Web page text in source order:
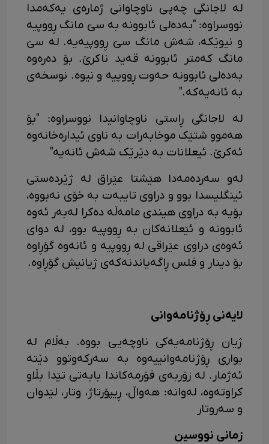
لە لاجانگی چەپی ناوچاوانی ژمارەی یەکەمدا
نووسراوە: "بەدەلی ئابوونە بە سێ مانگ ڕووپیە
و نیوێکە، شەش مانگ سێ ڕووپیەیە. لە سێ
مانگ کەمتر ئابوونە قەید ناکرێ. بۆ دەرەوە
بەدەلی ئابوونە حەوت ڕووپیە و نیوە. نوسخەی
بە ئانەیەکە."
لە لاجانگی ڕاستی ناوچاوانیدا نووسراوە: "بۆ
هەموو شتێک موخابەرات بە ناوی ئیدارەخانەوە
ئەکرێ. ئیعلانات بە دێرێک شەش ئانەیه"
لەو سەردەمەدا هێشتا عێراق لە ژێردەستی
ئینگلیسدا بوو و دراوی تایبەت بە خۆی نەبووە،
بۆیە بە دراوی هیندی مامەڵە دەکرا لەبەر ئەوە
ئابوونە و ئێعلانەکان بە ڕووپیە بوو، لە دوای
ئەوەی دراوی عێراقی لە ڕووپیە و ئانەوە گۆڕاوە
بۆ دینار و فلس ڕاگەیاندنەکەی ژیانیش گۆڕاوە.
لایەنی ڕۆژنامەوانی
ژیان ڕۆژنامەیەکی ناوچەیی بووە. بەڵام لە
بواری ڕۆژنامەوانییەوە بە سەرکەوتوو دێتە
ئەژمار. لە زۆربەی فۆرمەکاندا بابەتی تێدا بڵاو
کراوتەوە، لەوانە: هەواڵ، ڕیپۆرتاژ، وتار، لێدوان
و سەروتار
زمانی نووسین